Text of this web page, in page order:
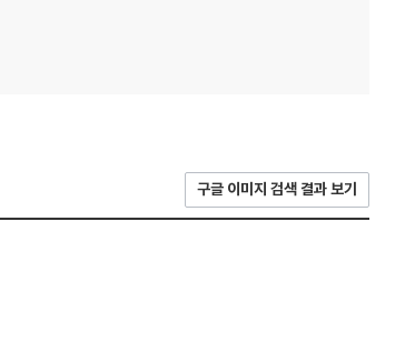
구글 이미지 검색 결과 보기